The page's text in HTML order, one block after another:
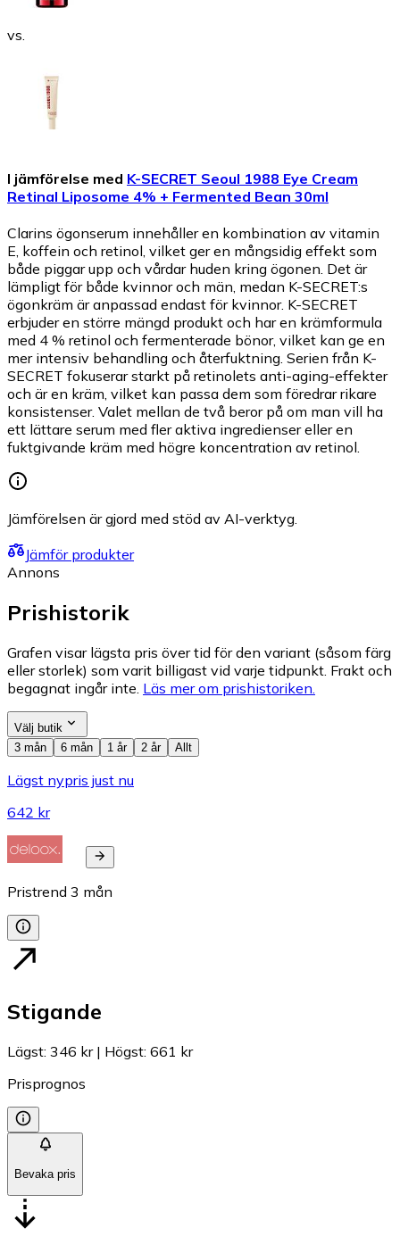
vs.
I jämförelse med K-SECRET Seoul 1988 Eye Cream
Retinal Liposome 4% + Fermented Bean 30ml
Clarins ögonserum innehåller en kombination av vitamin
E, koffein och retinol, vilket ger en mångsidig effekt som
både piggar upp och vårdar huden kring ögonen. Det är
lämpligt för både kvinnor och män, medan K-SECRET:s
ögonkräm är anpassad endast för kvinnor. K-SECRET
erbjuder en större mängd produkt och har en krämformula
med 4 % retinol och fermenterade bönor, vilket kan ge en
mer intensiv behandling och återfuktning. Serien från K-
SECRET fokuserar starkt på retinolets anti-aging-effekter
och är en kräm, vilket kan passa dem som föredrar rikare
konsistenser. Valet mellan de två beror på om man vill ha
ett lättare serum med fler aktiva ingredienser eller en
fuktgivande kräm med högre koncentration av retinol.
Jämförelsen är gjord med stöd av AI-verktyg.
Jämför produkter
Annons
Prishistorik
Grafen visar lägsta pris över tid för den variant (såsom färg
eller storlek) som varit billigast vid varje tidpunkt. Frakt och
begagnat ingår inte. Läs mer om prishistoriken.
Välj butik
3 mån
6 mån 1 år 2 år Allt
Lägst nypris just nu
642 kr
Pristrend 3 mån
Stigande
Lägst: 346 kr| Högst: 661 kr
Prisprognos
Bevaka pris